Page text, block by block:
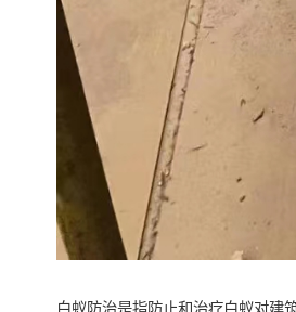
白蚁防治是指防止和治疗白蚁对建